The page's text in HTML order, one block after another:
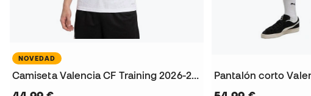
NOVEDAD
Camiseta Valencia CF Training 2026-2027